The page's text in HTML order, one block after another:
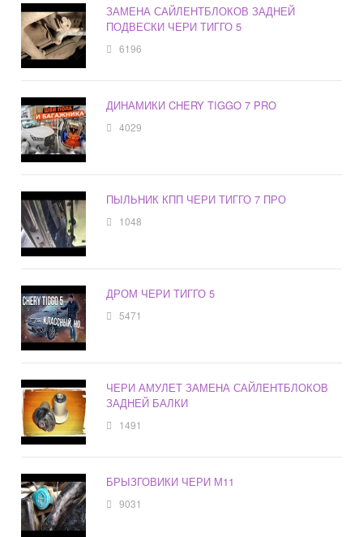
ЗАМЕНА САЙЛЕНТБЛОКОВ ЗАДНЕЙ
ПОДВЕСКИ ЧЕРИ ТИГГО 5
6196
ДИНАМИКИ CHERY TIGGO 7 PRO
4029
ПЫЛЬНИК КПП ЧЕРИ ТИГГО 7 ПРО
1048
ДРОМ ЧЕРИ ТИГГО 5
5471
ЧЕРИ АМУЛЕТ ЗАМЕНА САЙЛЕНТБЛОКОВ
ЗАДНЕЙ БАЛКИ
1491
БРЫЗГОВИКИ ЧЕРИ М11
9031